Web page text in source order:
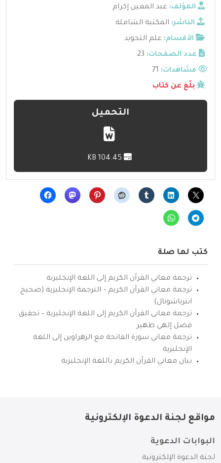
المؤلف: عبد المعين إكرام
الناشر: المكتبة الشاملة
الأقسام: علم التجويد
عدد الصفحات: 23
مشاهدات:
بلّغ عن كتاب
التحميل
كتب لها صلة
ترجمة معاني القرآن الكريم إلى اللغة الإنجليزية
ترجمة معاني القرآن الكريم – الترجمة الإنجليزية (صحيح
انترناشونال)
ترجمة معاني القرآن الكريم إلى اللغة الإنجليزية – تحقيق
فضل إلهي ظهير
ترجمة معاني سورة الفاتحة مع الزهراوين إلى اللغة
الإنجليزية
بيان معاني القرآن الكريم باللغة الإنجليزية
مواقع لجنة الدعوة الإلكترونية
البوابات الدعوية
لجنة الدعوة الإلكترونية